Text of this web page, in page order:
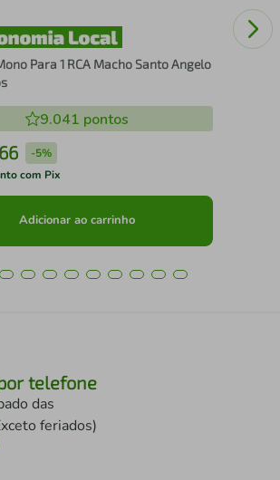
Para 1 RCA Macho Santo Angelo
9.041 pontos
66 -5%
com Pix
Adicionar ao carrinho
telefone
das
feriados)